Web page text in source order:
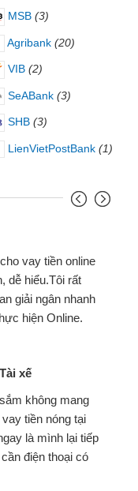
MSB (3)
Agribank (20)
VIB (2)
SeABank (3)
SHB (3)
LienVietPostBank (1)
vay tiền online
dễ hiểu.Tôi rất
giải ngân nhanh
hiện Online.
xế
không mang
tiền nóng tại
là mình lại tiếp
điện thoại có